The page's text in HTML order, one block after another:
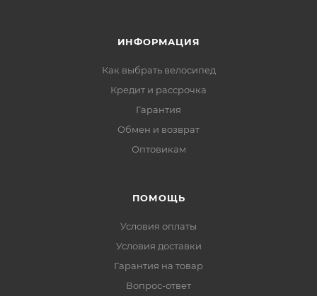
ИНФОРМАЦИЯ
Как выбрать велосипед
Кредит и рассрочка
Гарантия
Обмен и возврат
Оптовикам
ПОМОЩЬ
Условия оплаты
Условия доставки
Гарантия на товар
Вопрос-ответ